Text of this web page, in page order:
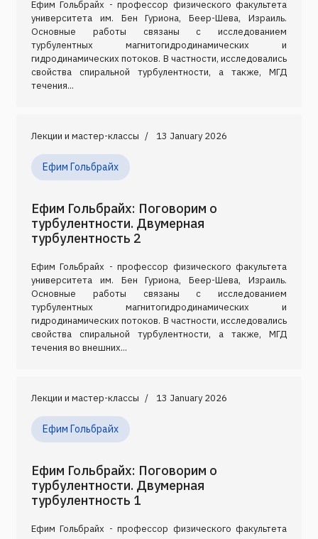
Ефим Гольбрайх - профессор физического факультета
университета им. Бен Гуриона, Беер-Шева, Израиль.
Основные работы связаны с исследованием
турбулентных магнитогидродинамических и
гидродинамических потоков. В частности, исследовались
свойства спиральной турбулентности, а также, МГД
течения...
Лекции и мастер-классы 13 January 2026
Ефим Гольбрайх
Ефим Гольбрайх: Поговорим о
турбулентности. Двумерная
турбулентность 2
Ефим Гольбрайх - профессор физического факультета
университета им. Бен Гуриона, Беер-Шева, Израиль.
Основные работы связаны с исследованием
турбулентных магнитогидродинамических и
гидродинамических потоков. В частности, исследовались
свойства спиральной турбулентности, а также, МГД
течения во внешних...
Лекции и мастер-классы 13 January 2026
Ефим Гольбрайх
Ефим Гольбрайх: Поговорим о
турбулентности. Двумерная
турбулентность 1
Ефим Гольбрайх - профессор физического факультета